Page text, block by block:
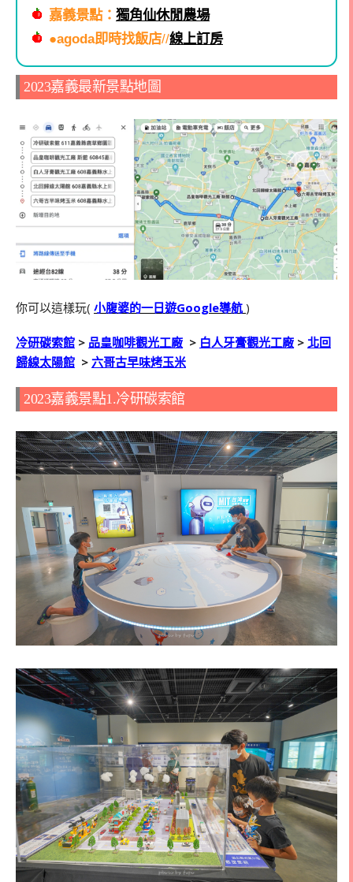
嘉義景點： 獨角仙休閒農場
●agoda即時找飯店//線上訂房
2023嘉義最新景點地圖
你可以這樣玩( 小腹婆的一日遊Google導航 )
冷研碳索館 > 品皇咖啡觀光工廠 > 白人牙膏觀光工廠 > 北回
歸線太陽館 > 六哥古早味烤玉米
2023嘉義景點1.冷研碳索館